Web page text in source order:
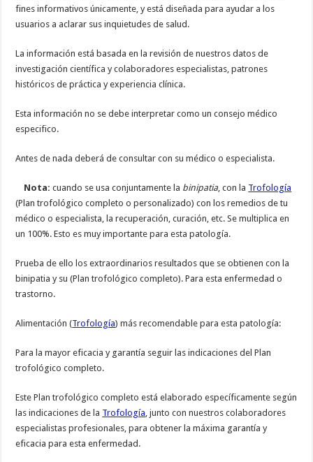
fines informativos únicamente, y está diseñada para ayudar a los
usuarios a aclarar sus inquietudes de salud.
La información está basada en la revisión de nuestros datos de
investigación científica y colaboradores especialistas, patrones
históricos de práctica y experiencia clínica.
Esta información no se debe interpretar como un consejo médico
especifico.
Antes de nada deberá de consultar con su médico o especialista.
Nota:cuando se usa conjuntamente la binipatia, con la Trofología
(Plan trofológico completo o personalizado) con los remedios de tu
médico o especialista, la recuperación, curación, etc. Se multiplica en
un 100%. Esto es muy importante para esta patología.
Prueba de ello los extraordinarios resultados que se obtienen con la
binipatia y su (Plan trofológico completo). Para esta enfermedad o
trastorno.
Alimentación (Trofología) más recomendable para esta patología:
Para la mayor eficacia y garantía seguir las indicaciones del Plan
trofológico completo.
Este Plan trofológico completo está elaborado específicamente según
las indicaciones de la Trofología, junto con nuestros colaboradores
especialistas profesionales, para obtener la máxima garantía y
eficacia para esta enfermedad.